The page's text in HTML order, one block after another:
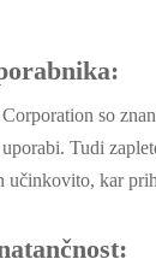
so
Tudi
učinkovito, kar